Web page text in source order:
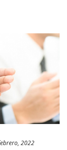
2022